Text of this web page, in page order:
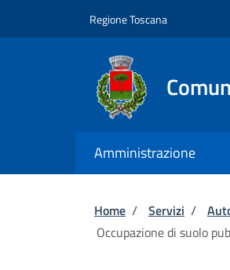
Regione Toscana
Amministrazione
Briciole
Home / Servizi /
Occupazione di suolo